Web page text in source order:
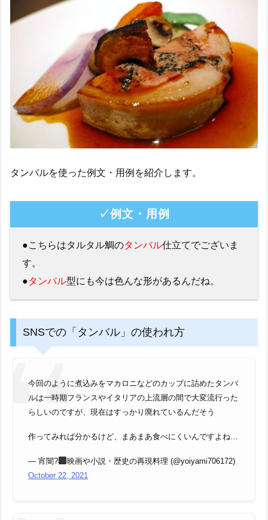
タンバルを使った例文・用例を紹介します。
✓例文・用例
●こちらはタルタル鯛のタンバル仕立てでございま
す。
●タンバル型にも今は色んな形があるんだね。
SNSでの「タンバル」の使われ方
今回のように煮込みをマカロニなどのカップに詰めたタンバ
ルは一時期フランスやイタリアの上流層の間で大変流行った
らしいのですが、現在はすっかり廃れているんだそう
作ってみれば分かるけど、まあまあ食べにくいんですよね…
— 宵闇?‍
映画や小説・歴史の再現料理 (@yoiyami706172)
October 22, 2021